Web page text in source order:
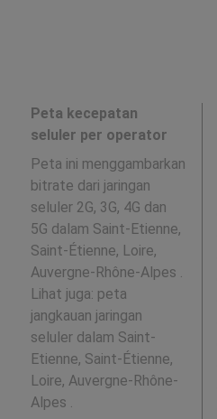
Peta kecepatan
seluler per operator
Peta ini menggambarkan
bitrate dari jaringan
seluler 2G, 3G, 4G dan
5G dalam Saint-Etienne,
Saint-Étienne, Loire,
Auvergne-Rhône-Alpes .
Lihat juga: peta
jangkauan jaringan
seluler dalam Saint-
Etienne, Saint-Étienne,
Loire, Auvergne-Rhône-
Alpes .